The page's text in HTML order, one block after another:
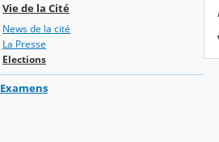
Vie de la Cité
News de la cité
La Presse
Elections
Examens